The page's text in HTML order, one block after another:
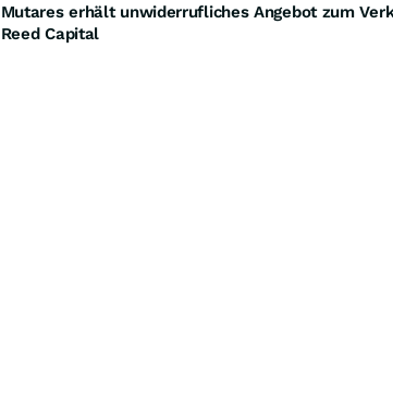
Mutares erhält unwiderrufliches Angebot zum
Reed Capital